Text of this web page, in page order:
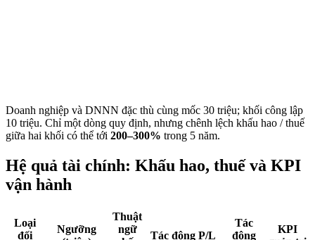
Doanh nghiệp và DNNN đặc thù cùng mốc 30 triệu; khối công lập
10 triệu. Chỉ một dòng quy định, nhưng chênh lệch khấu hao / thuế
giữa hai khối có thể tới 200–300% trong 5 năm.
Hệ quả tài chính: Khấu hao, thuế và KPI
vận hành
Loại
đối
Ngưỡng
Thuật
ngữ
Tác động P/L
Tác
động
KPI